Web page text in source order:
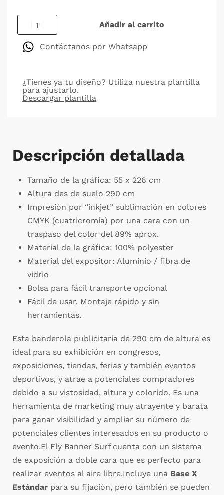
Añadir al carrito
Contáctanos por Whatsapp
¿Tienes ya tu diseño? Utiliza nuestra plantilla
para ajustarlo.
Descargar plantilla
Descripción detallada
Tamaño de la gráfica: 55 x 226 cm
Altura des de suelo 290 cm
Impresión por “inkjet” sublimación en colores
CMYK (cuatricromía) por una cara con un
traspaso del color del 89% aprox.
Material de la gráfica: 100% polyester
Material del expositor: Aluminio / fibra de
vidrio
Bolsa para fácil transporte opcional
Fácil de usar. Montaje rápido y sin
herramientas.
Esta banderola publicitaria de 290 cm de altura es
ideal para su exhibición en congresos,
exposiciones, tiendas, ferias y también eventos
deportivos, y atrae a potenciales compradores
debido a su vistosidad, altura y colorido. Es una
herramienta de marketing muy atrayente y barata
para ganar visibilidad y ampliar su número de
potenciales clientes interesados en su producto o
evento.El Fly Banner Surf cuenta con un sistema
de exposición a doble cara que es perfecto para
realizar eventos al aire libre.Incluye una Base X
Estándar para su fijación, pero también se pueden